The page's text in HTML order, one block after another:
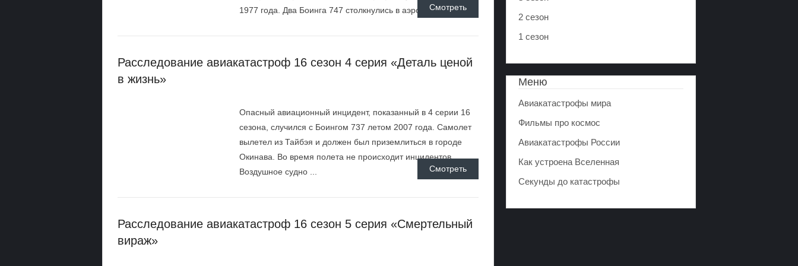
1977 года. Два Боинга 747 столкнулись в аэропорту. ...
Смотреть
Расследование авиакатастроф 16 сезон 4 серия «Деталь ценой
в жизнь»
Опасный авиационный инцидент, показанный в 4 серии 16
сезона, случился с Боингом 737 летом 2007 года. Самолет
вылетел из Тайбэя и должен был приземлиться в городе
Окинава. Во время полета не происходит инцидентов.
Воздушное судно ...
Смотреть
Расследование авиакатастроф 16 сезон 5 серия «Смертельный
вираж»
2 сезон
1 сезон
Меню
Авиакатастрофы мира
Фильмы про космос
Авиакатастрофы России
Как устроена Вселенная
Секунды до катастрофы